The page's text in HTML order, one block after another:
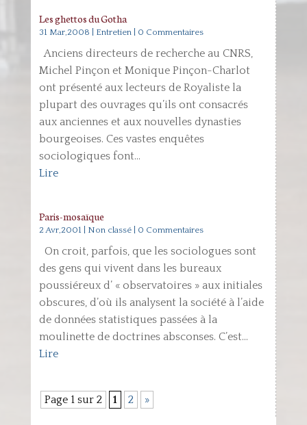
Les ghettos du Gotha
31 Mar,2008 Entretien| 0 Commentaires
Anciens directeurs de recherche au CNRS,
Michel Pinçon et Monique Pinçon-Charlot
ont présenté aux lecteurs de Royaliste la
plupart des ouvrages qu’ils ont consacrés
aux anciennes et aux nouvelles dynasties
bourgeoises. Ces vastes enquêtes
sociologiques font...
Lire
Paris-mosaïque
2 Avr,2001 Non classé| 0 Commentaires
On croit, parfois, que les sociologues sont
des gens qui vivent dans les bureaux
poussiéreux d’ « observatoires » aux initiales
obscures, d’où ils analysent la société à l’aide
de données statistiques passées à la
moulinette de doctrines absconses. C’est...
Lire
Page 1 sur 2 1 2 »